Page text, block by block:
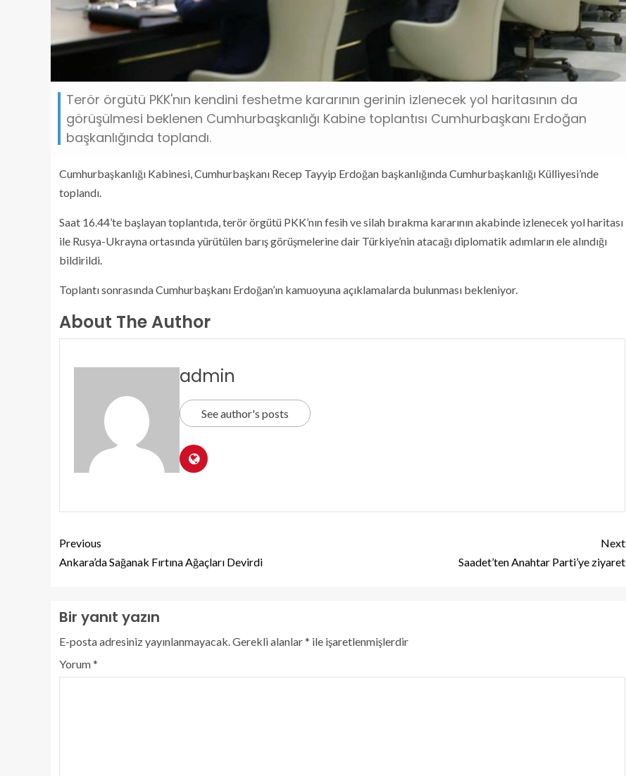
Terör örgütü PKK'nın kendini feshetme kararının gerinin izlenecek yol haritasının da
görüşülmesi beklenen Cumhurbaşkanlığı Kabine toplantısı Cumhurbaşkanı Erdoğan
başkanlığında toplandı.
Cumhurbaşkanlığı Kabinesi, Cumhurbaşkanı Recep Tayyip Erdoğan başkanlığında Cumhurbaşkanlığı Külliyesi’nde
toplandı.
Saat 16.44’te başlayan toplantıda, terör örgütü PKK’nın fesih ve silah bırakma kararının akabinde izlenecek yol haritası
ile Rusya-Ukrayna ortasında yürütülen barış görüşmelerine dair Türkiye’nin atacağı diplomatik adımların ele alındığı
bildirildi.
Toplantı sonrasında Cumhurbaşkanı Erdoğan’ın kamuoyuna açıklamalarda bulunması bekleniyor.
About The Author
admin
See author's posts
Previous
Ankara’da Sağanak Fırtına Ağaçları Devirdi
Next
Saadet’ten Anahtar Parti’ye ziyaret
Bir yanıt yazın
E-posta adresiniz yayınlanmayacak.Gerekli alanlar* ile işaretlenmişlerdir
Yorum*